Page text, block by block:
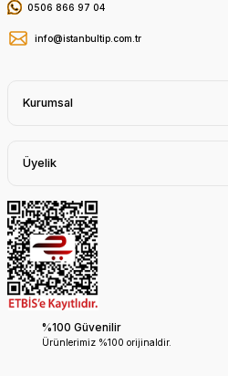
0506 866 97 04
info@istanbultip.com.tr
Kurumsal
Üyelik
%100 Güvenilir
Ürünlerimiz %100 orijinaldir.